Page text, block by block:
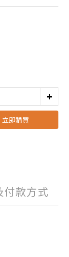
立即購買
付款方式